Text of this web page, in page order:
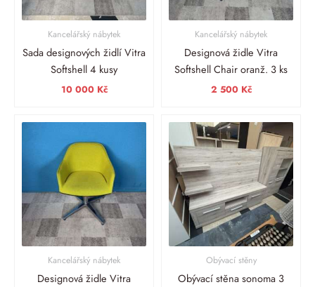
Kancelářský nábytek
Sada designových židlí Vitra
Softshell 4 kusy
10 000 Kč
Kancelářský nábytek
Designová židle Vitra
Softshell Chair oranž. 3 ks
2 500 Kč
Kancelářský nábytek
Designová židle Vitra
Obývací stěny
Obývací stěna sonoma 3